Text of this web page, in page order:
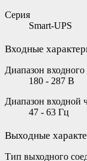
Серия
Smart-UPS
Входные
Диапазон
180 - 287 В
Диапазон входной
47 - 63 Гц
Выходные
Тип выходного